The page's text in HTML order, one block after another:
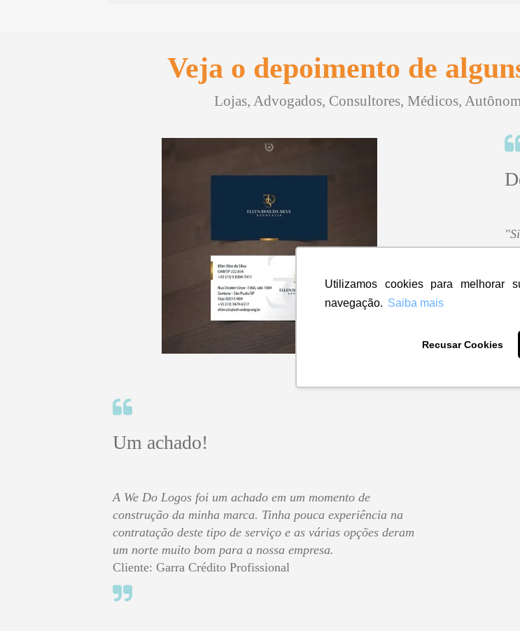
Utilizamos cookies para melhorar
navegação. Saiba mais
Recusar Cookies
Veja o depoimento de
Lojas, Advogados, Consultores, Médicos,
Um achado!
A We Do Logos foi um achado em um momento de
construção da minha marca. Tinha pouca experiência na
contratação deste tipo de serviço e as várias opções deram
um norte muito bom para a nossa empresa.
Cliente: Garra Crédito Profissional